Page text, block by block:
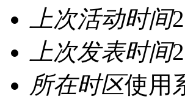
上次活动时间
上次发表时间
所在时区使用